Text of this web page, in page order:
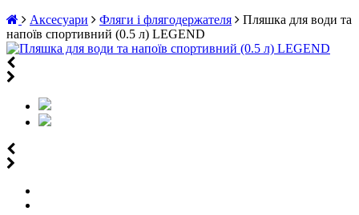
Аксесуари
Фляги і флягодержателя
Пляшка для води та
напоїв спортивний (0.5 л) LEGEND